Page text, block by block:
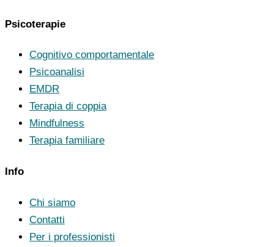
Psicoterapie
Cognitivo comportamentale
Psicoanalisi
EMDR
Terapia di coppia
Mindfulness
Terapia familiare
Info
Chi siamo
Contatti
Per i professionisti